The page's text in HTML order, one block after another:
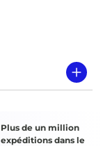
Plus de un million
expéditions dans le